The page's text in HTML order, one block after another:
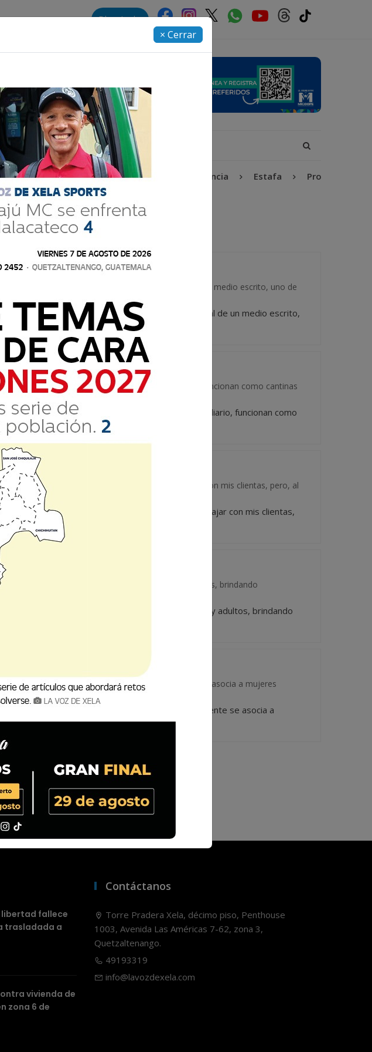
× Cerrar
Directorio
LA VOZ 25
Fichajes Niñez y Adolescencia Estafa Protección
un tiempo yo estaba de directora editorial de un medio escrito, uno de
Hace un tiempo yo estaba de directora editorial de un medio escrito,
col...
además de vender productos de consumo diario, funcionan como cantinas
y c
que, además de vender productos de consumo diario, funcionan como
alcohólicas y c...
herramientas y diferentes formas de trabajar con mis clientas, pero, al
de
herramientas y diferentes formas de trabajar con mis clientas,
me di cuenta de...
a promover el deporte en niños, jóvenes y adultos, brindando
se den a con
a promover el deporte en niños, jóvenes y adultos, brindando
que se den a con...
y las lesiones visibles; también rápidamente se asocia a mujeres
suf
y las lesiones visibles; también rápidamente se asocia a
también suf...
libertad fallece
trasladada a
vivienda de
zona 6 de
Contáctanos
Torre Pradera Xela, décimo piso, Penthouse
1003, Avenida Las Américas 7-62, zona 3,
Quetzaltenango.
49193319
info@lavozdexela.com